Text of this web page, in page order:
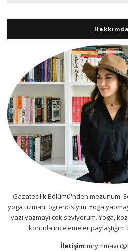
Hakkımda
Gazatecilik Bölümü'nden mezunum.
yoga uzmanı öğrencisiyim. Yoga
yazı yazmayı çok seviyorum. Yoga,
konuda incelemeler paylaştığım
İletişim: